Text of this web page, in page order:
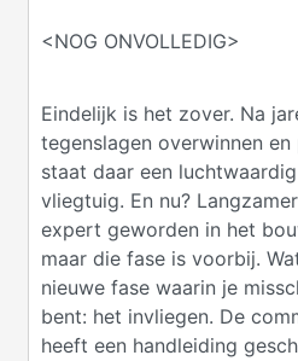
<NOG ONVOLLEDIG>
Eindelijk is het zover. Na
tegenslagen overwinnen
staat daar een
vliegtuig. En nu?
expert geworden in het
maar die fase is voorbij.
nieuwe fase waarin je
bent: het invliegen. De
heeft een handleiding